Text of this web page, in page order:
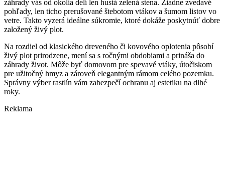
záhrady vás od okolia delí len hustá zelená stena. Žiadne zvedavé
pohľady, len ticho prerušované štebotom vtákov a šumom listov vo
vetre. Takto vyzerá ideálne súkromie, ktoré dokáže poskytnúť dobre
založený živý plot.
Na rozdiel od klasického dreveného či kovového oplotenia pôsobí
živý plot prirodzene, mení sa s ročnými obdobiami a prináša do
záhrady život. Môže byť domovom pre spevavé vtáky, útočiskom
pre užitočný hmyz a zároveň elegantným rámom celého pozemku.
Správny výber rastlín vám zabezpečí ochranu aj estetiku na dlhé
roky.
Reklama